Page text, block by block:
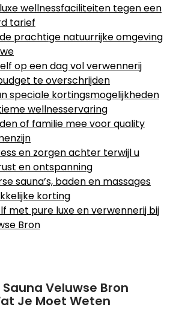
wellnessfaciliteiten tegen een
tarief
prachtige natuurrijke omgeving
op een dag vol verwennerij
te overschrijden
speciale kortingsmogelijkheden
wellnesservaring
of familie mee voor quality
en zorgen achter terwijl u
en ontspanning
sauna’s, baden en massages
korting
met pure luxe en verwennerij bij
Bron
Veluwse Bron
Je Moet Weten